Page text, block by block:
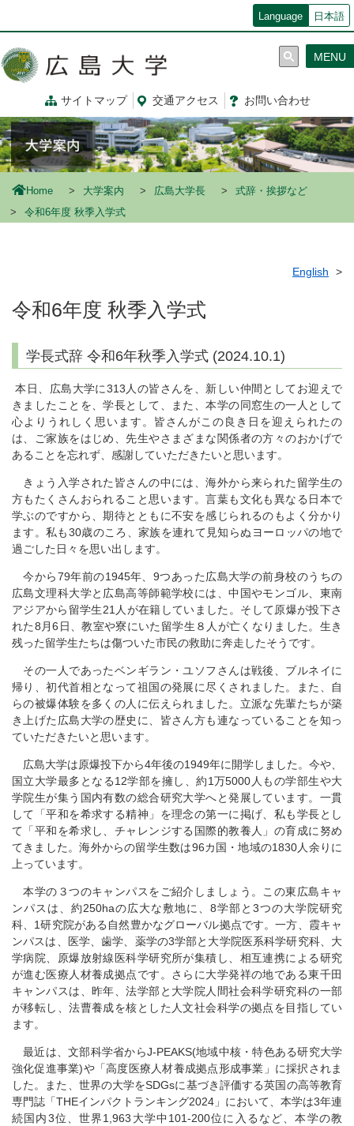
コ
ン
ツ
に
移
動
Language 日本語
サイトマップ 交通アクセス お問い合わせ
MENU
Home 大学案内 広島大学長
式辞・挨拶など
令和6年度 秋季入学式
English
令和6年度 秋季入学式
学長式辞 令和6年秋季入学式 (2024.10.1)
本日、広島大学に313人の皆さんを、新しい仲間としてお迎えで
きましたことを、学長として、また、本学の同窓生の一人として
心よりうれしく思います。皆さんがこの良き日を迎えられたの
は、ご家族をはじめ、先生やさまざまな関係者の方々のおかげで
あることを忘れず、感謝していただきたいと思います。
きょう入学された皆さんの中には、海外から来られた留学生の
方もたくさんおられること思います。言葉も文化も異なる日本で
学ぶのですから、期待とともに不安を感じられるのもよく分かり
ます。私も30歳のころ、家族を連れて見知らぬヨーロッパの地で
過ごした日々を思い出します。
今から79年前の1945年、9つあった広島大学の前身校のうちの
広島文理科大学と広島高等師範学校には、中国やモンゴル、東南
アジアから留学生21人が在籍していました。そして原爆が投下さ
れた8月6日、教室や寮にいた留学生８人が亡くなりました。生き
残った留学生たちは傷ついた市民の救助に奔走したそうです。
その一人であったベンギラン・ユソフさんは戦後、ブルネイに
帰り、初代首相となって祖国の発展に尽くされました。また、自
らの被爆体験を多くの人に伝えられました。立派な先輩たちが築
き上げた広島大学の歴史に、皆さん方も連なっていることを知っ
ていただきたいと思います。
広島大学は原爆投下から4年後の1949年に開学しました。今や、
国立大学最多となる12学部を擁し、約1万5000人もの学部生や大
学院生が集う国内有数の総合研究大学へと発展しています。一貫
して「平和を希求する精神」を理念の第一に掲げ、私も学長とし
て「平和を希求し、チャレンジする国際的教養人」の育成に努め
てきました。海外からの留学生数は96カ国・地域の1830人余りに
上っています。
本学の３つのキャンパスをご紹介しましょう。この東広島キャ
ンパスは、約250haの広大な敷地に、8学部と3つの大学院研究
科、1研究院がある自然豊かなグローバル拠点です。一方、霞キャ
ンパスは、医学、歯学、薬学の3学部と大学院医系科学研究科、大
学病院、原爆放射線医科学研究所が集積し、相互連携による研究
が進む医療人材養成拠点です。さらに大学発祥の地である東千田
キャンパスは、昨年、法学部と大学院人間社会科学研究科の一部
が移転し、法曹養成を核とした人文社会科学の拠点を目指してい
ます。
最近は、文部科学省からJ-PEAKS(地域中核・特色ある研究大学
強化促進事業)や「高度医療人材養成拠点形成事業」に採択されま
した。また、世界の大学をSDGsに基づき評価する英国の高等教育
専門誌「THEインパクトランキング2024」において、本学は3年連
続国内3位、世界1,963大学中101-200位に入るなど、本学の教